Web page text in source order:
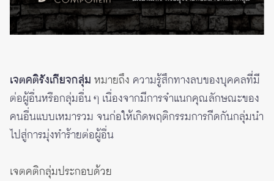
เจตคติรังเกียจกลุ่ม หมายถึง ความรู้สึกทางลบของบุคคลที่มี
ต่อผู้อื่นหรือกลุ่มอื่น ๆ เนื่องจากมีการจำแนกคุณลักษณะของ
คนอื่นแบบเหมารวม จนก่อให้เกิดพฤติกรรมการกีดกันกลุ่มนำ
ไปสู่การมุ่งทำร้ายต่อผู้อื่น
เจตคติกลุ่มประกอบด้วย